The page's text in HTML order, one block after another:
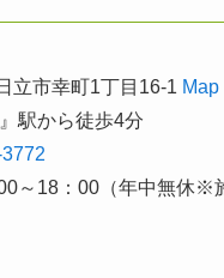
立市幸町1丁目16-1 Map
駅から徒歩4分
～18：00（年中無休※